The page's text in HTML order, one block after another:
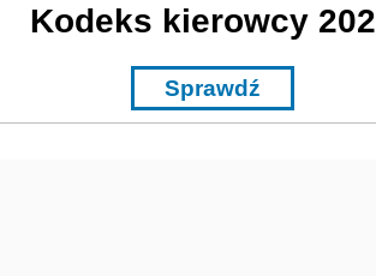
Kodeks kierowcy
Sprawdź